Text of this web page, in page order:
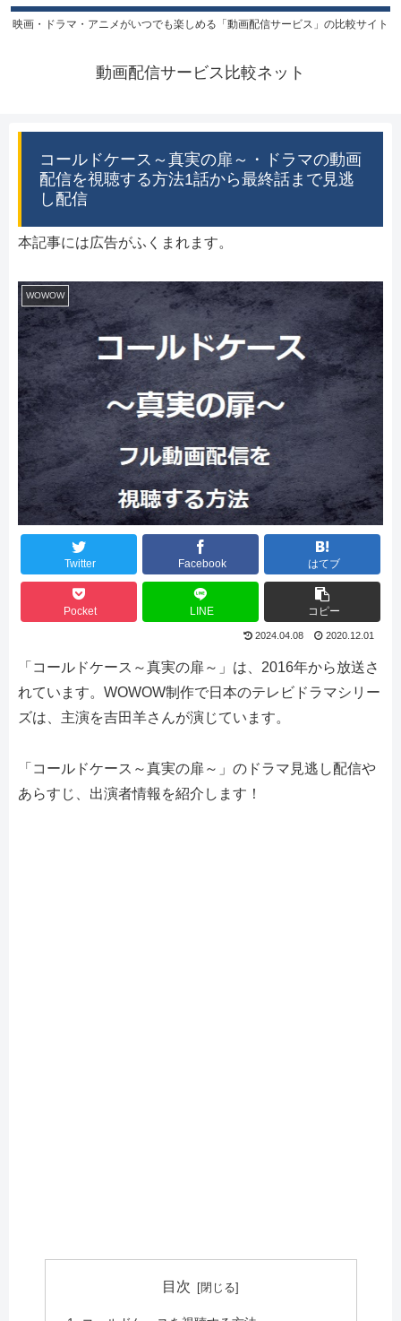
映画・ドラマ・アニメがいつでも楽しめる「動画配信サービス」の比較サイト
動画配信サービス比較ネット
コールドケース～真実の扉～・ドラマの動画
配信を視聴する方法1話から最終話まで見逃
し配信
本記事には広告がふくまれます。
WOWOW
Twitter Facebook はてブ
Pocket LINE コピー
2024.04.08 2020.12.01
「コールドケース～真実の扉～」は、2016年から放送さ
れています。WOWOW制作で日本のテレビドラマシリー
ズは、主演を吉田羊さんが演じています。
「コールドケース～真実の扉～」のドラマ見逃し配信や
あらすじ、出演者情報を紹介します！
目次